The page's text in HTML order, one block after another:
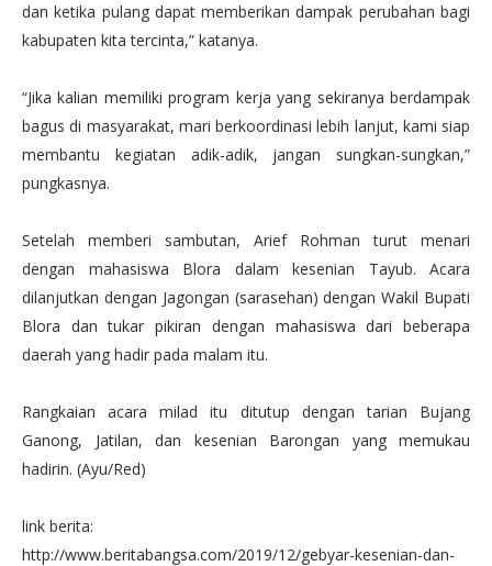
dan ketika pulang dapat memberikan dampak perubahan bagi
kabupaten kita tercinta,” katanya.
“Jika kalian memiliki program kerja yang sekiranya berdampak
bagus di masyarakat, mari berkoordinasi lebih lanjut, kami siap
membantu kegiatan adik-adik, jangan sungkan-sungkan,”
pungkasnya.
Setelah memberi sambutan, Arief Rohman turut menari
dengan mahasiswa Blora dalam kesenian Tayub. Acara
dilanjutkan dengan Jagongan (sarasehan) dengan Wakil Bupati
Blora dan tukar pikiran dengan mahasiswa dari beberapa
daerah yang hadir pada malam itu.
Rangkaian acara milad itu ditutup dengan tarian Bujang
Ganong, Jatilan, dan kesenian Barongan yang memukau
hadirin. (Ayu/Red)
link berita:
http://www.beritabangsa.com/2019/12/gebyar-kesenian-dan-